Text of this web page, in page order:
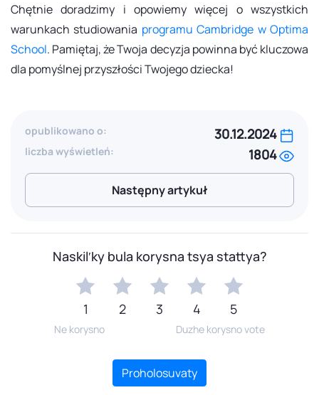
Chętnie doradzimy i opowiemy więcej o wszystkich
warunkach studiowania programu Cambridge w Optima
School. Pamiętaj, że Twoja decyzja powinna być kluczowa
dla pomyślnej przyszłości Twojego dziecka!
opublikowano o: 30.12.2024
liczba wyświetleń: 1804
Następny artykuł
Naskilʹky bula korysna tsya stattya?
1 2 3 4 5
Ne korysno Duzhe korysno vote
Proholosuvaty